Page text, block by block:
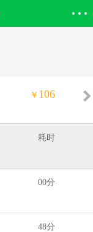
￥ 106
耗时
00分
48分